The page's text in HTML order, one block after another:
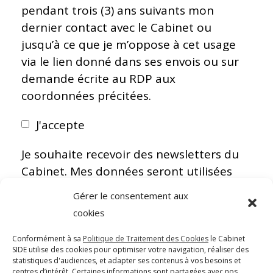
Gérer le consentement aux
cookies
Conformément à sa Politique de Traitement des Cookies le Cabinet
SIDE utilise des cookies pour optimiser votre navigation, réaliser des
statistiques d'audiences, et adapter ses contenus à vos besoins et
pendant trois (3) ans suivants mon
dernier contact avec le Cabinet ou
jusqu’à ce que je m’oppose à cet usage
via le lien donné dans ses envois ou sur
demande écrite au RDP aux
coordonnées précitées.
J'accepte
Je souhaite recevoir des newsletters du
Cabinet. Mes données seront utilisées
avec le Cabinet à moins que je
m’oppose à cet usage avant, via le lien